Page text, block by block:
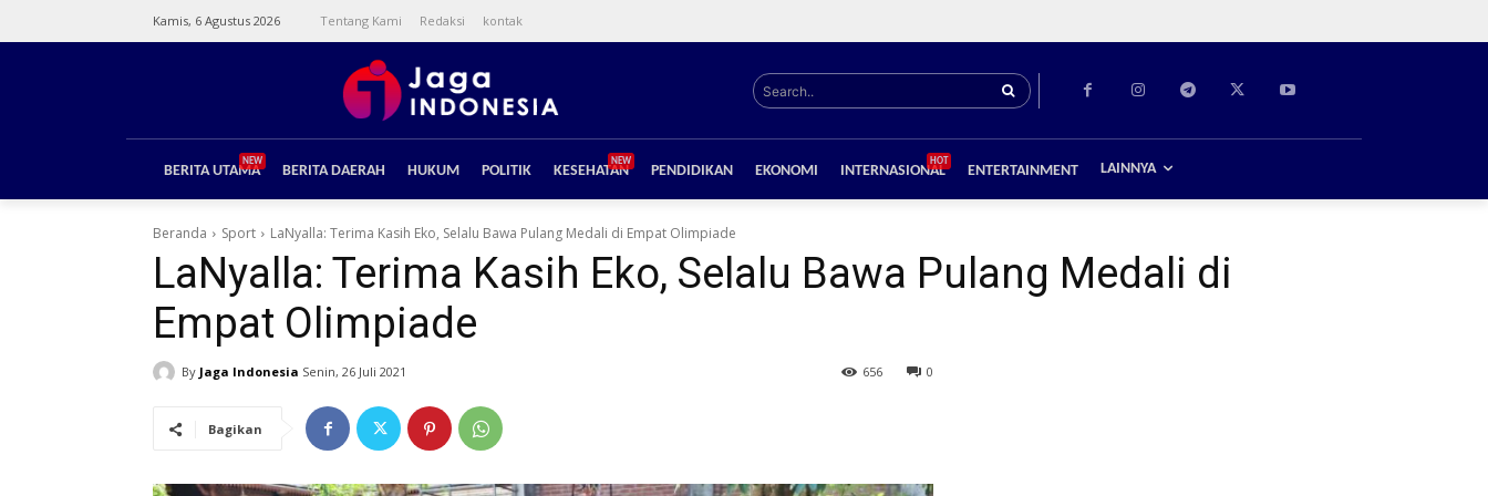
Kamis, 6 Agustus 2026 Tentang Kami Redaksi kontak
Search..
BERITA UTAMA
NEW
BERITA DAERAH HUKUM POLITIK KESEHATAN
NEW
PENDIDIKAN EKONOMI INTERNASIONAL
HOT
ENTERTAINMENT LAINNYA
Beranda Sport LaNyalla: Terima Kasih Eko, Selalu Bawa Pulang Medali di Empat Olimpiade
LaNyalla: Terima Kasih Eko, Selalu Bawa Pulang Medali di
Empat Olimpiade
By Jaga Indonesia Senin, 26 Juli 2021 0
656
Bagikan